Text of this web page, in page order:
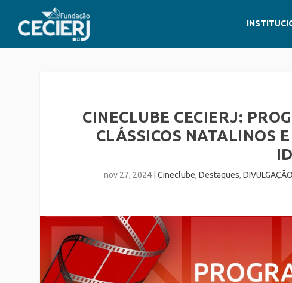
CINECLUBE CECIERJ:
CLÁSSICOS NATALINOS
nov 27, 2024 |Cineclube,Destaques,